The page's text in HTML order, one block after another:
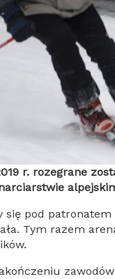
r. rozegrane
się pod
Tym razem